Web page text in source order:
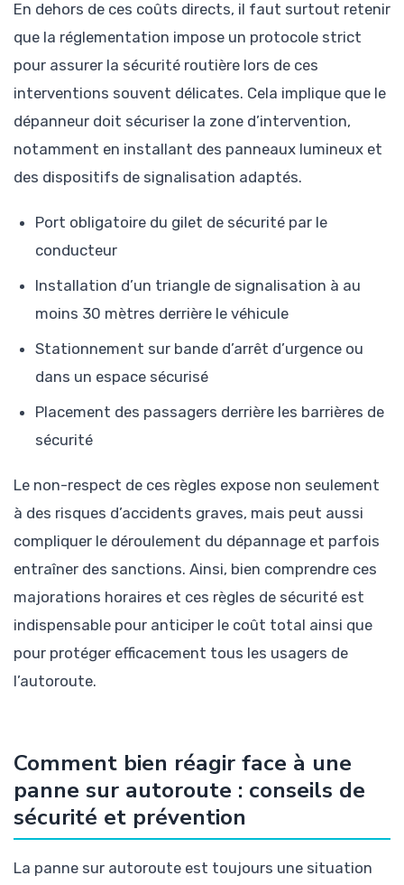
En dehors de ces coûts directs, il faut surtout retenir
que la réglementation impose un protocole strict
pour assurer la sécurité routière lors de ces
interventions souvent délicates. Cela implique que le
dépanneur doit sécuriser la zone d’intervention,
notamment en installant des panneaux lumineux et
des dispositifs de signalisation adaptés.
Port obligatoire du gilet de sécurité par le
conducteur
Installation d’un triangle de signalisation à au
moins 30 mètres derrière le véhicule
Stationnement sur bande d’arrêt d’urgence ou
dans un espace sécurisé
Placement des passagers derrière les barrières de
sécurité
Le non-respect de ces règles expose non seulement
à des risques d’accidents graves, mais peut aussi
compliquer le déroulement du dépannage et parfois
entraîner des sanctions. Ainsi, bien comprendre ces
majorations horaires et ces règles de sécurité est
indispensable pour anticiper le coût total ainsi que
pour protéger efficacement tous les usagers de
l’autoroute.
Comment bien réagir face à une
panne sur autoroute : conseils de
sécurité et prévention
La panne sur autoroute est toujours une situation